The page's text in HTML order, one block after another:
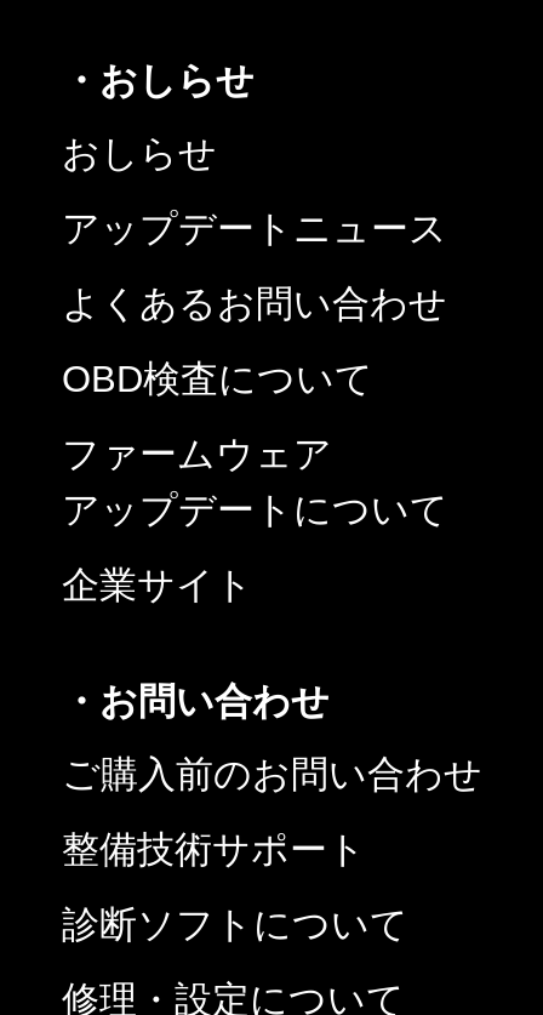
・おしらせ
おしらせ
アップデートニュース
よくあるお問い合わせ
OBD検査について
ファームウェア
アップデートについて
企業サイト
・お問い合わせ
ご購入前のお問い合わせ
整備技術サポート
診断ソフトについて
修理・設定について